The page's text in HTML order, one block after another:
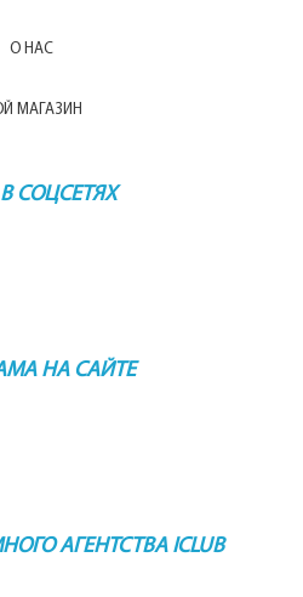
О НАС
МАГАЗИН
СОЦСЕТЯХ
НА САЙТЕ
АГЕНТСТВА ICLUB